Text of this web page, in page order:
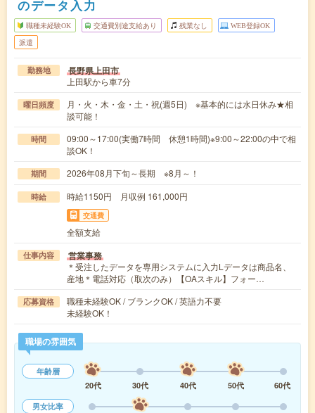
のデータ入力
職種未経験OK 交通費別途支給あり 残業なし WEB登録OK
派遣
勤務地 長野県上田市
上田駅から車7分
曜日頻度
月・火・木・金・土・祝(週5日) ※基本的には水日休み★相
談可能！
時間
09:00～17:00(実働7時間 休憩1時間)※9:00～22:00の中で相
談OK！
期間 2026年08月下旬～長期 ※8月～！
時給 時給1150円 月収例 161,000円
交通費
全額支給
仕事内容 営業事務
＊受注したデータを専用システムに入力Lデータは商品名、
産地＊電話対応（取次のみ）【OAスキル】フォー…
応募資格
職種未経験OK / ブランクOK / 英語力不要
未経験OK！
職場の雰囲気
年齢層
20代
30代 40代 50代
60代
男女比率